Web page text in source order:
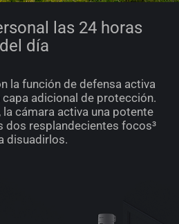
las 24 horas
del día
la función de defensa activa
adicional de protección.
cámara activa una potente
dos resplandecientes focos³
disuadirlos.